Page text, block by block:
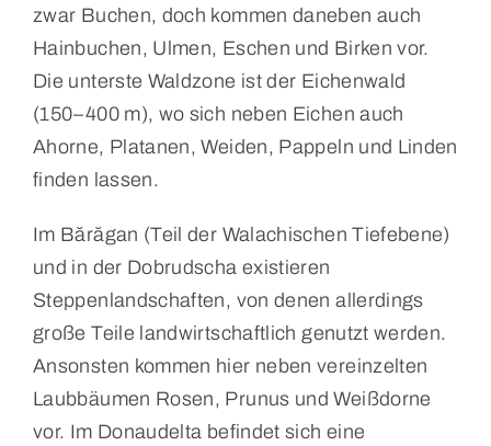
zwar Buchen, doch kommen daneben auch
Hainbuchen, Ulmen, Eschen und Birken vor.
Die unterste Waldzone ist der Eichenwald
(150–400 m), wo sich neben Eichen auch
Ahorne, Platanen, Weiden, Pappeln und Linden
finden lassen.
Im Bărăgan (Teil der Walachischen Tiefebene)
und in der Dobrudscha existieren
Steppenlandschaften, von denen allerdings
große Teile landwirtschaftlich genutzt werden.
Ansonsten kommen hier neben vereinzelten
Laubbäumen Rosen, Prunus und Weißdorne
vor. Im Donaudelta befindet sich eine